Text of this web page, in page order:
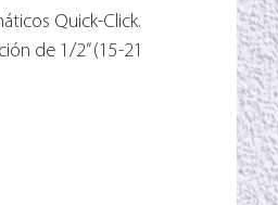
Quick-Click.
de 1/2” (15-21